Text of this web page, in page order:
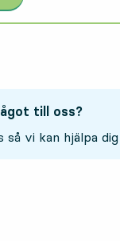
till oss?
vi kan hjälpa